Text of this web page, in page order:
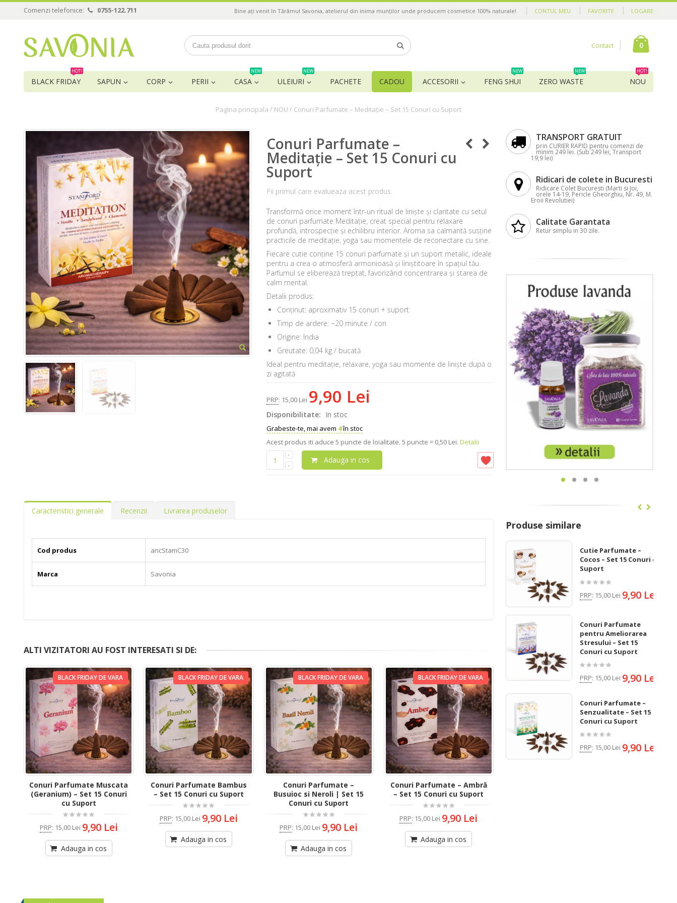
Comenzi telefonice: 0755-122.711 CONTUL MEU FAVORITE LOGARE
Bine ați venit în Tărâmul Savonia, atelierul din inima munților unde producem cosmetice 100% naturale!
Contact 0
BLACK FRIDAY
HOT!
SAPUN CORP PERII CASA
NEW
ULEIURI
NEW
PACHETE CADOU ACCESORII FENG SHUI
NEW
ZERO WASTE
NEW
NOU
HOT!
Pagina principala / NOU / Conuri Parfumate – Meditație – Set 15 Conuri cu Suport
Conuri Parfumate –
Meditație – Set 15 Conuri cu
Suport
Fii primul care evalueaza acest produs.
Transformă orice moment într-un ritual de liniște și claritate cu setul
de conuri parfumate Meditație, creat special pentru relaxare
profundă, introspecție și echilibru interior. Aroma sa calmantă susține
practicile de meditație, yoga sau momentele de reconectare cu sine.
Fiecare cutie conține 15 conuri parfumate și un suport metalic, ideale
pentru a crea o atmosferă armonioasă și liniștitoare în spațiul tău.
Parfumul se eliberează treptat, favorizând concentrarea și starea de
calm mental.
Detalii produs:
Conținut: aproximativ 15 conuri + suport
Timp de ardere: ~20 minute / con
Origine: India
Greutate: 0,04 kg / bucată
Ideal pentru meditație, relaxare, yoga sau momente de liniște după o
zi agitată
PRP: 15,00 Lei 9,90 Lei
Disponibilitate: In stoc
Grabeste-te, mai avem 4în stoc
Acest produs iti aduce 5 puncte de loialitate. 5 puncte = 0,50 Lei. Detalii
Adauga in cos
Caracteristici generale Recenzii Livrarea produselor
Cod produs ancStamC30
Marca Savonia
ALTI VIZITATORI AU FOST INTERESATI SI DE:
BLACK FRIDAY DE VARA
Conuri Parfumate Muscata
(Geranium) – Set 15 Conuri
cu Suport
PRP: 15,00 Lei 9,90 Lei
Adauga in cos
BLACK FRIDAY DE VARA
Conuri Parfumate Bambus
– Set 15 Conuri cu Suport
PRP: 15,00 Lei 9,90 Lei
Adauga in cos
BLACK FRIDAY DE VARA
Conuri Parfumate –
Busuioc si Neroli | Set 15
Conuri cu Suport
PRP: 15,00 Lei 9,90 Lei
Adauga in cos
BLACK FRIDAY DE VARA
Conuri Parfumate – Ambră
– Set 15 Conuri cu Suport
PRP: 15,00 Lei 9,90 Lei
Adauga in cos
TRANSPORT GRATUIT
prin CURIER RAPID pentru comenzi de
minim 249 lei. (Sub 249 lei, Transport
19,9 lei)
Ridicari de colete in Bucuresti
Ridicare Colet Bucuresti (Marti si Joi,
orele 14-19, Pericle Gheorghiu, Nr. 49, M.
Eroii Revolutiei)
Calitate Garantata
Retur simplu in 30 zile.
Produse similare
Cutie Parfumate –
Cocos – Set 15 Conuri cu
Suport
PRP: 15,00 Lei 9,90 Lei
Conuri Parfumate
pentru Ameliorarea
Stresului – Set 15
Conuri cu Suport
PRP: 15,00 Lei 9,90 Lei
Conuri Parfumate –
Senzualitate – Set 15
Conuri cu Suport
PRP: 15,00 Lei 9,90 Lei